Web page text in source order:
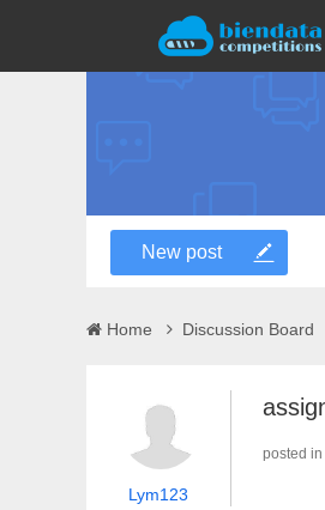
New post
Home Discussion Board
Lym123
posted in